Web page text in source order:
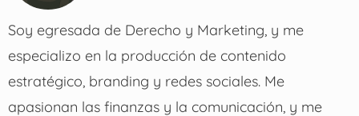
Soy egresada de Derecho y Marketing, y me
especializo en la producción de contenido
estratégico, branding y redes sociales. Me
apasionan las finanzas y la comunicación, y me